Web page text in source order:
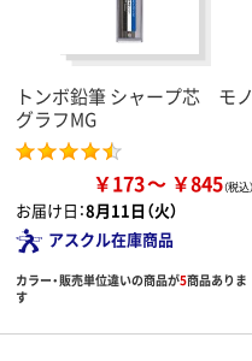
トンボ鉛筆 シャープ芯 モノ
グラフMG
￥173 ￥845
お届け日：8月11日（火）
アスクル在庫商品
カラー・販売単位違いの商品が5商品ありま
す